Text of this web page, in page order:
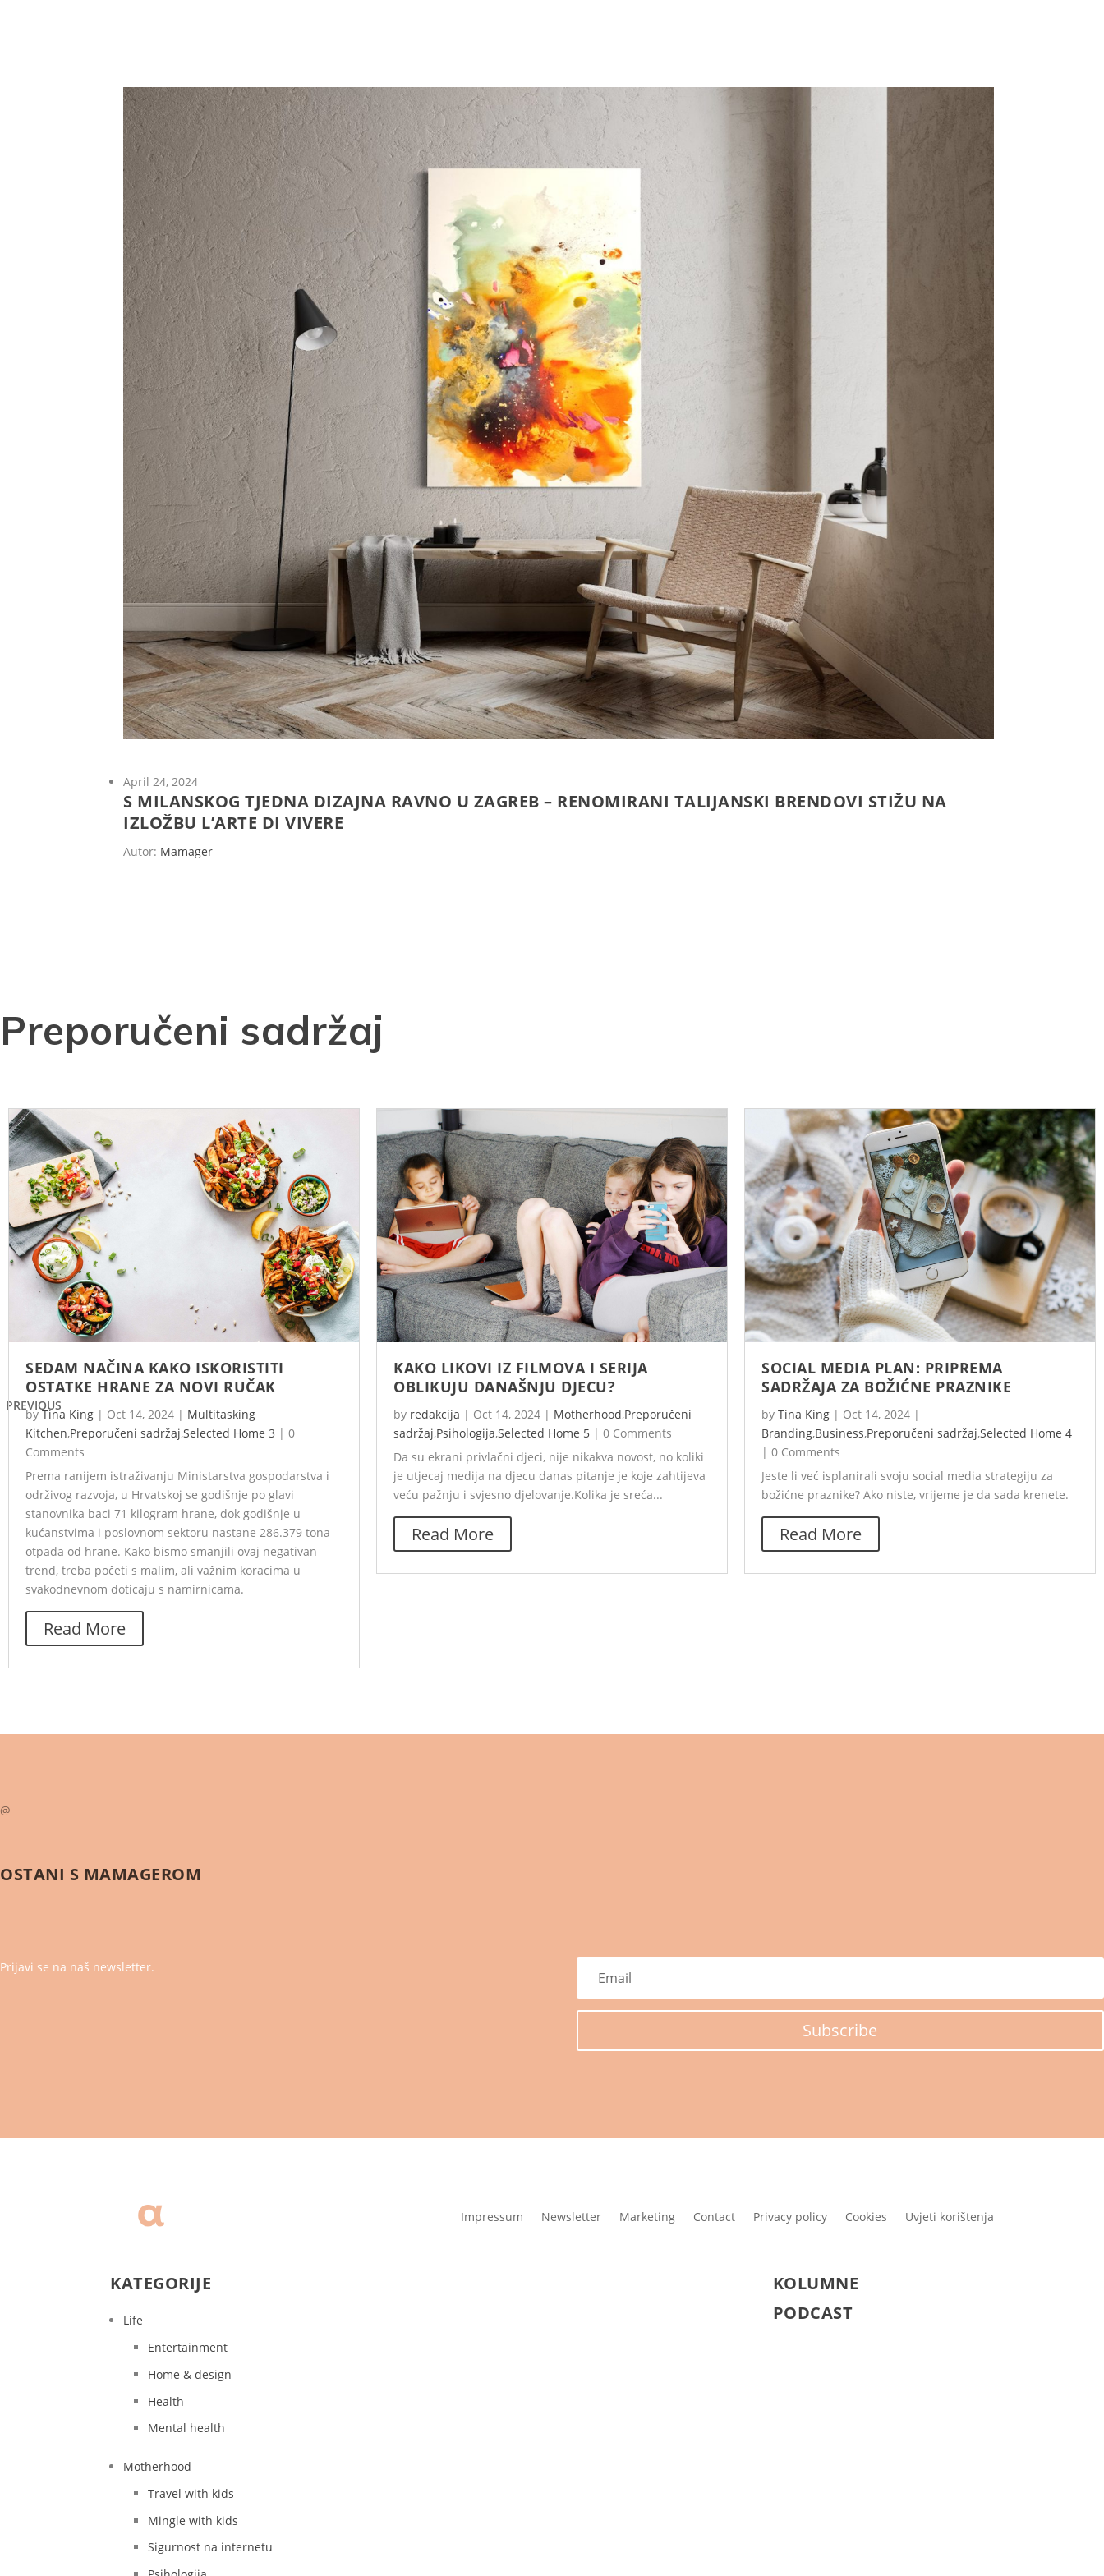
April 24, 2024
S MILANSKOG TJEDNA DIZAJNA RAVNO U ZAGREB – RENOMIRANI TALIJANSKI BRENDOVI STIŽU NA
IZLOŽBU L’ARTE DI VIVERE
Autor: Mamager
Preporučeni sadržaj
PREVIOUS
SEDAM NAČINA KAKO ISKORISTITI
OSTATKE HRANE ZA NOVI RUČAK
by Tina King | Oct 14, 2024 | Multitasking
Kitchen,Preporučeni sadržaj,Selected Home 3 | 0
Comments
Prema ranijem istraživanju Ministarstva gospodarstva i
održivog razvoja, u Hrvatskoj se godišnje po glavi
stanovnika baci 71 kilogram hrane, dok godišnje u
kućanstvima i poslovnom sektoru nastane 286.379 tona
otpada od hrane. Kako bismo smanjili ovaj negativan
trend, treba početi s malim, ali važnim koracima u
svakodnevnom doticaju s namirnicama.
Read More
KAKO LIKOVI IZ FILMOVA I SERIJA
OBLIKUJU DANAŠNJU DJECU?
by redakcija | Oct 14, 2024 | Motherhood,Preporučeni
sadržaj,Psihologija,Selected Home 5 | 0 Comments
Da su ekrani privlačni djeci, nije nikakva novost, no koliki
je utjecaj medija na djecu danas pitanje je koje zahtijeva
veću pažnju i svjesno djelovanje.Kolika je sreća...
Read More
SOCIAL MEDIA PLAN: PRIPREMA
SADRŽAJA ZA BOŽIĆNE PRAZNIKE
by Tina King | Oct 14, 2024 |
Branding,Business,Preporučeni sadržaj,Selected Home 4
| 0 Comments
Jeste li već isplanirali svoju social media strategiju za
božićne praznike? Ako niste, vrijeme je da sada krenete.
Read More
@
OSTANI S MAMAGEROM
Prijavi se na naš newsletter.
Subscribe
Impressum Newsletter Marketing Contact Privacy policy Cookies Uvjeti korištenja
KATEGORIJE
Life
Entertainment
Home & design
Health
Mental health
Motherhood
Travel with kids
Mingle with kids
Sigurnost na internetu
KOLUMNE
PODCAST